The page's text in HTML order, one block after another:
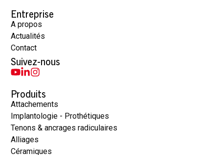
Entreprise
A propos
Actualités
Contact
Suivez-nous
Produits
Attachements
Implantologie - Prothétiques
Tenons & ancrages radiculaires
Alliages
Céramiques